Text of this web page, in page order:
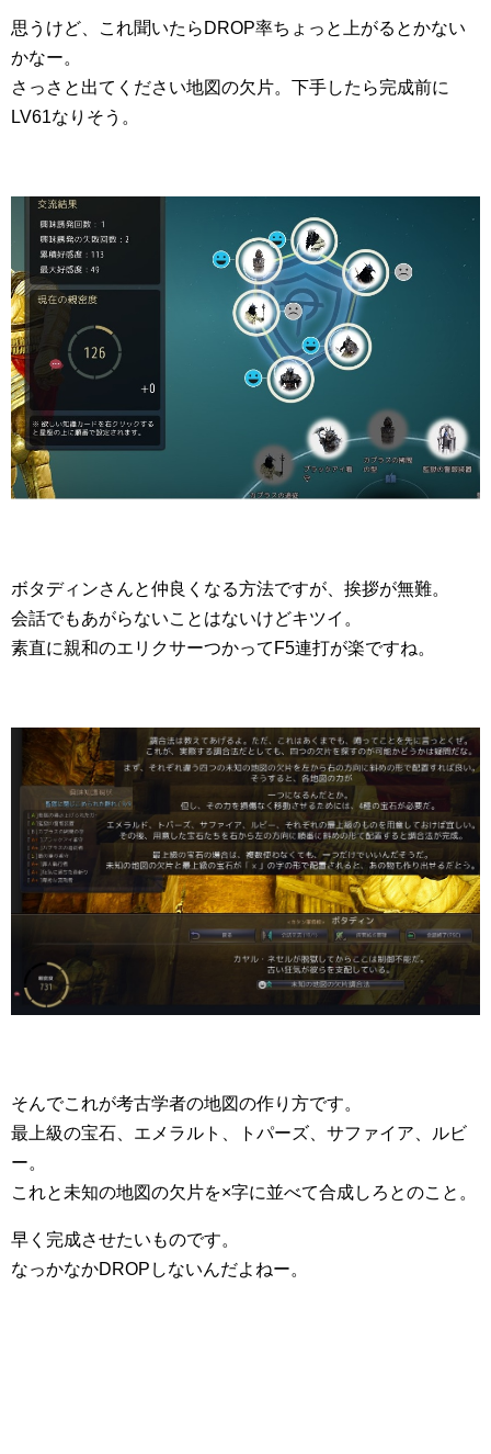
思うけど、これ聞いたらDROP率ちょっと上がるとかない
かなー。
さっさと出てください地図の欠片。下手したら完成前に
LV61なりそう。
ボタディンさんと仲良くなる方法ですが、挨拶が無難。
会話でもあがらないことはないけどキツイ。
素直に親和のエリクサーつかってF5連打が楽ですね。
そんでこれが考古学者の地図の作り方です。
最上級の宝石、エメラルト、トパーズ、サファイア、ルビ
ー。
これと未知の地図の欠片を×字に並べて合成しろとのこと。
早く完成させたいものです。
なっかなかDROPしないんだよねー。